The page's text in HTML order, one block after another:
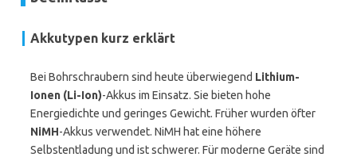
Akkutypen kurz erklärt
Bei Bohrschraubern sind heute überwiegend Lithium-
Ionen (Li-Ion)-Akkus im Einsatz. Sie bieten hohe
Energiedichte und geringes Gewicht. Früher wurden öfter
NiMH-Akkus verwendet. NiMH hat eine höhere
Selbstentladung und ist schwerer. Für moderne Geräte sind